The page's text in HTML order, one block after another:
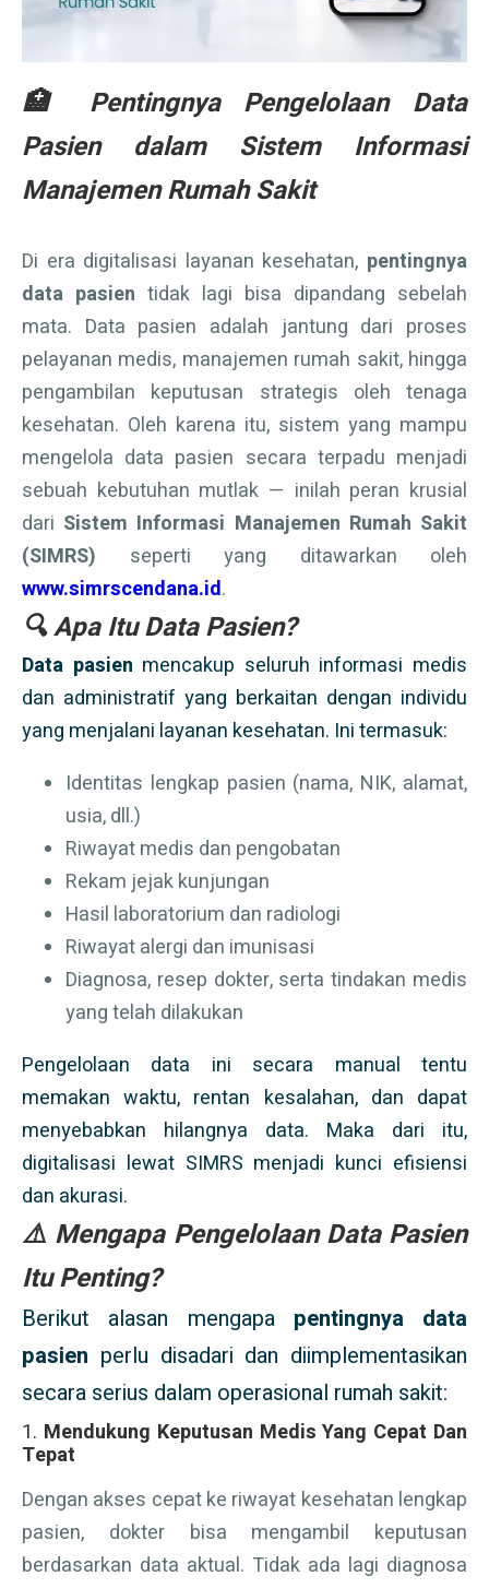
🏥 Pentingnya Pengelolaan Data
Pasien dalam Sistem Informasi
Manajemen Rumah Sakit
Di era digitalisasi layanan kesehatan, pentingnya
data pasien tidak lagi bisa dipandang sebelah
mata. Data pasien adalah jantung dari proses
pelayanan medis, manajemen rumah sakit, hingga
pengambilan keputusan strategis oleh tenaga
kesehatan. Oleh karena itu, sistem yang mampu
mengelola data pasien secara terpadu menjadi
sebuah kebutuhan mutlak — inilah peran krusial
dari Sistem Informasi Manajemen Rumah Sakit
(SIMRS) seperti yang ditawarkan oleh
www.simrscendana.id.
🔍 Apa Itu Data Pasien?
Data pasien mencakup seluruh informasi medis
dan administratif yang berkaitan dengan individu
yang menjalani layanan kesehatan. Ini termasuk:
Identitas lengkap pasien (nama, NIK, alamat,
usia, dll.)
Riwayat medis dan pengobatan
Rekam jejak kunjungan
Hasil laboratorium dan radiologi
Riwayat alergi dan imunisasi
Diagnosa, resep dokter, serta tindakan medis
yang telah dilakukan
Pengelolaan data ini secara manual tentu
memakan waktu, rentan kesalahan, dan dapat
menyebabkan hilangnya data. Maka dari itu,
digitalisasi lewat SIMRS menjadi kunci efisiensi
dan akurasi.
⚠️ Mengapa Pengelolaan Data Pasien
Itu Penting?
Berikut alasan mengapa pentingnya data
pasien perlu disadari dan diimplementasikan
secara serius dalam operasional rumah sakit:
1. Mendukung Keputusan Medis Yang Cepat Dan
Tepat
Dengan akses cepat ke riwayat kesehatan lengkap
pasien, dokter bisa mengambil keputusan
berdasarkan data aktual. Tidak ada lagi diagnosa